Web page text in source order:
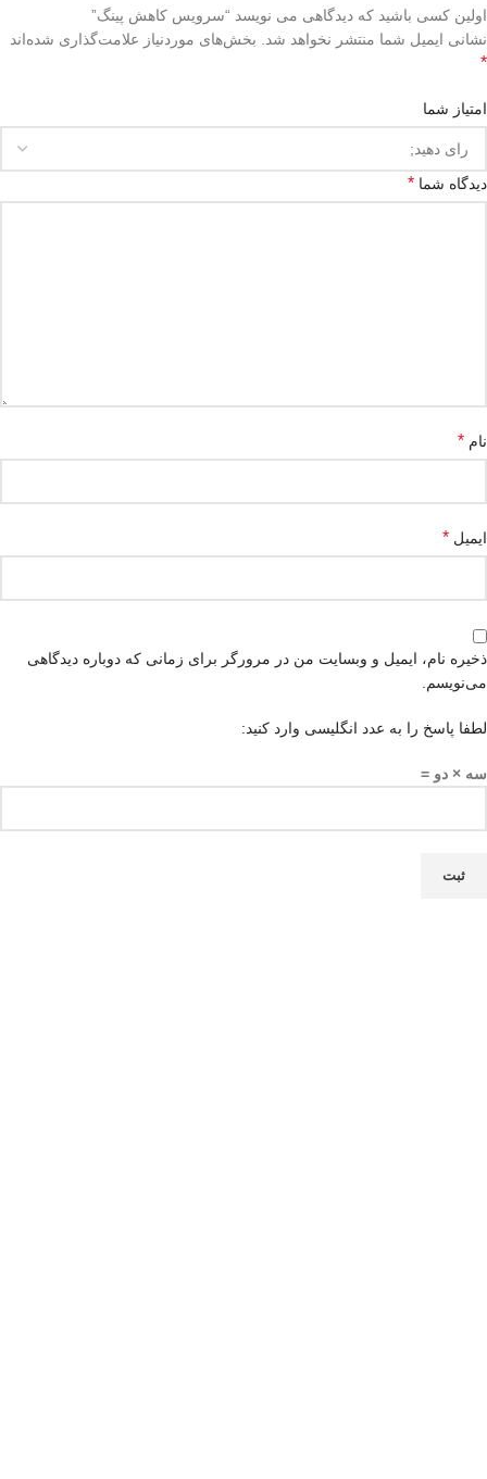
اولین کسی باشید که دیدگاهی می نویسد “سرویس کاهش پینگ”
نشانی ایمیل شما منتشر نخواهد شد.
بخش‌های موردنیاز علامت‌گذاری شده‌اند
*
امتیاز شما
دیدگاه شما *
نام *
ایمیل *
ذخیره نام، ایمیل و وبسایت من در مرورگر برای زمانی که دوباره دیدگاهی
می‌نویسم.
لطفا پاسخ را به عدد انگلیسی وارد کنید:
سه × دو =